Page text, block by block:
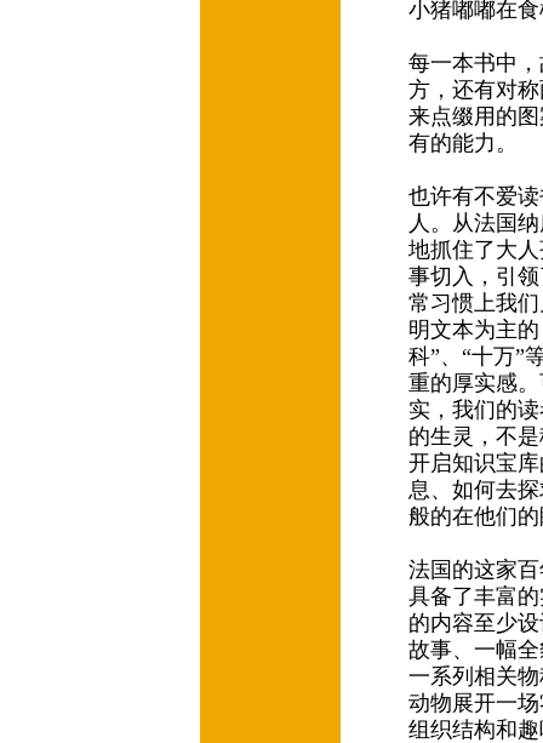
小猪嘟嘟在
每一本书中
方，还有对
来点缀用的
有的能力。
也许有不爱
人。从法国
地抓住了大
事切入，引
常习惯上我
明文本为主
科”、“十万”
重的厚实感
实，我们的
的生灵，不
开启知识宝
息、如何去
般的在他们
法国的这家
具备了丰富
的内容至少
故事、一幅
一系列相关
动物展开一
组织结构和